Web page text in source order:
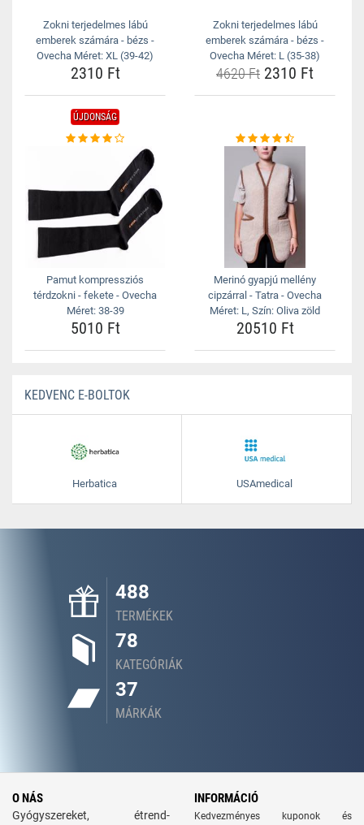
Zokni terjedelmes lábú
emberek számára - bézs -
Ovecha Méret: XL (39-42)
2310 Ft
Zokni terjedelmes lábú
emberek számára - bézs -
Ovecha Méret: L (35-38)
4620 Ft 2310 Ft
ÚJDONSÁG
Pamut kompressziós
térdzokni - fekete - Ovecha
Méret: 38-39
5010 Ft
Merinó gyapjú mellény
cipzárral - Tatra - Ovecha
Méret: L, Szín: Oliva zöld
20510 Ft
KEDVENC E-BOLTOK
Herbatica USAmedical
488
TERMÉKEK
78
KATEGÓRIÁK
37
MÁRKÁK
O NÁS
Gyógyszereket, étrend-
INFORMÁCIÓ
Kedvezményes kuponok és